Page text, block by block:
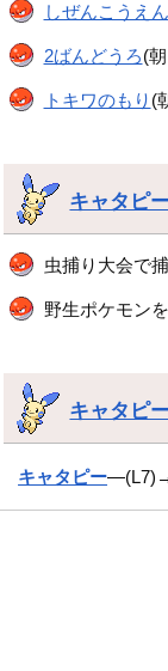
しぜんこうえん
2ばんどうろ(
トキワのもり (
キャタピ
虫捕り大会で
野生ポケモン
キャタピ
キャタピー